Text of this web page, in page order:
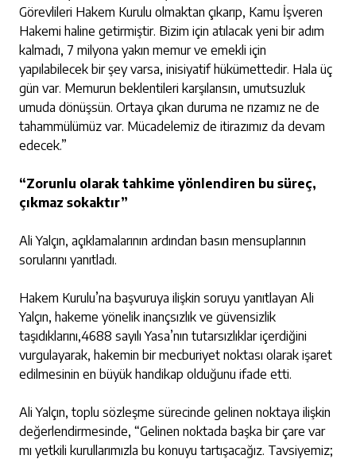
Görevlileri Hakem Kurulu olmaktan çıkarıp, Kamu İşveren
Hakemi haline getirmiştir. Bizim için atılacak yeni bir adım
kalmadı, 7 milyona yakın memur ve emekli için
yapılabilecek bir şey varsa, inisiyatif hükümettedir. Hala üç
gün var. Memurun beklentileri karşılansın, umutsuzluk
umuda dönüşsün. Ortaya çıkan duruma ne rızamız ne de
tahammülümüz var. Mücadelemiz de itirazımız da devam
edecek.”
“Zorunlu olarak tahkime yönlendiren bu süreç,
çıkmaz sokaktır”
Ali Yalçın, açıklamalarının ardından basın mensuplarının
sorularını yanıtladı.
Hakem Kurulu’na başvuruya ilişkin soruyu yanıtlayan Ali
Yalçın, hakeme yönelik inançsızlık ve güvensizlik
taşıdıklarını,4688 sayılı Yasa’nın tutarsızlıklar içerdiğini
vurgulayarak, hakemin bir mecburiyet noktası olarak işaret
edilmesinin en büyük handikap olduğunu ifade etti.
Ali Yalçın, toplu sözleşme sürecinde gelinen noktaya ilişkin
değerlendirmesinde, “Gelinen noktada başka bir çare var
mı yetkili kurullarımızla bu konuyu tartışacağız. Tavsiyemiz;